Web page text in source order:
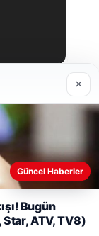
çerezler
×
Güncel Haberler
Bugün
Star, ATV, TV8)